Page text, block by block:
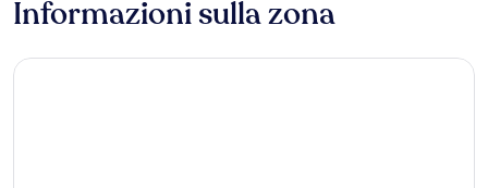
Informazioni sulla zona